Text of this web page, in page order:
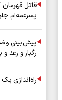
قاتل
پسرعمه‌ام
پیش‌بینی
رگبار و رعد
راه‌اندازی